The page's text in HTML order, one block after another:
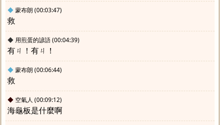
◆ 蒙布朗 (00:03:47)
救
◆ 用煎蛋的諺語(00:04:39)
有ㄐ！有ㄐ！
◆ 蒙布朗 (00:06:44)
救
◆ 空氣人 (00:09:12)
海龜板是什麼啊